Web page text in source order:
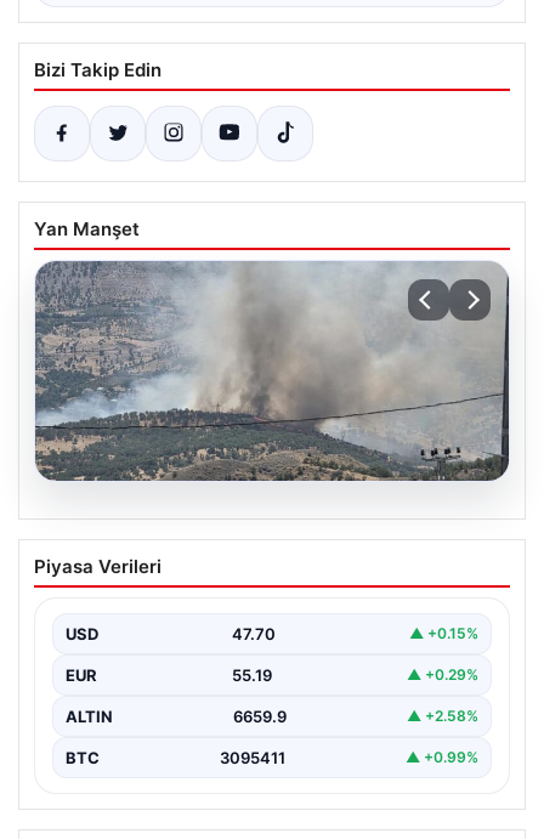
Bizi Takip Edin
Yan Manşet
Adıyaman’da Orman Yangınına Anında
Müdahale Ediliyor
Kütüklü köyleri arasındaki geniş ormanlık alan, aniden
çıkan…
Piyasa Verileri
USD 47.70 ▲ +0.15%
EUR 55.19 ▲ +0.29%
ALTIN 6659.9 ▲ +2.58%
BTC 3095411 ▲ +0.99%